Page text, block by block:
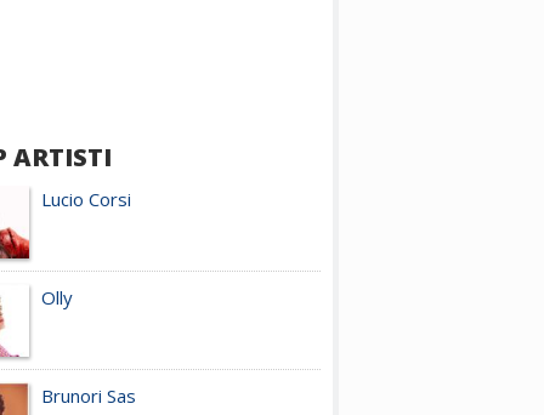
ARTISTI
Lucio Corsi
Olly
Brunori Sas